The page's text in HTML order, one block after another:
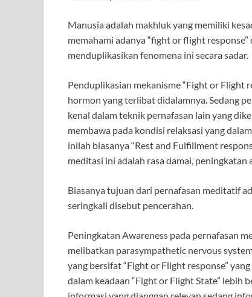
Manusia adalah makhluk yang memiliki
memahami adanya “fight or flight
menduplikasikan fenomena ini secara sadar.
Penduplikasian mekanisme “Fight or Flight
hormon yang terlibat didalamnya. Sedang
kenal dalam teknik pernafasan lain yang
membawa pada kondisi relaksasi yang
inilah biasanya “Rest and Fulfillment
meditasi ini adalah rasa damai,
Biasanya tujuan dari pernafasan meditatif
seringkali disebut pencerahan.
Peningkatan Awareness pada pernafasan
melibatkan parasympathetic nervous
yang bersifat “Fight or Flight response”
dalam keadaan “Fight or Flight State” lebih